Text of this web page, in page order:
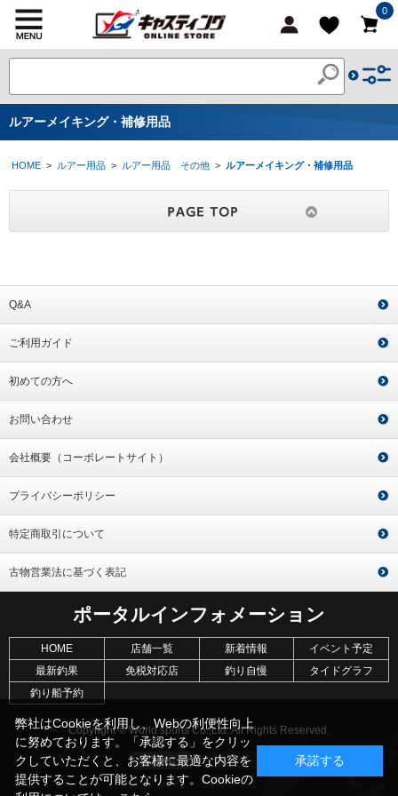
0
ルアーメイキング・補修用品
HOME > ルアー用品 > ルアー用品 その他 > ルアーメイキング・補修用品
Q&A
ご利用ガイド
初めての方へ
お問い合わせ
会社概要（コーポレートサイト）
プライバシーポリシー
特定商取引について
古物営業法に基づく表記
ポータルインフォメーション
HOME 店舗一覧 新着情報
イベント予定
最新釣果
免税対応店 釣り自慢
タイドグラフ
釣り船予約
Copyright © World sports Co.,Ltd. All Rights Reserved.
弊社はCookieを利用し、Webの利便性向上
に努めております。「承認する」をクリッ
クしていただくと、お客様に最適な内容を
提供することが可能となります。Cookieの
承諾する